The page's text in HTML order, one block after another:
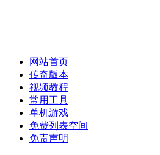
网站首页
传奇版本
视频教程
常用工具
单机游戏
免费列表空间
免责声明